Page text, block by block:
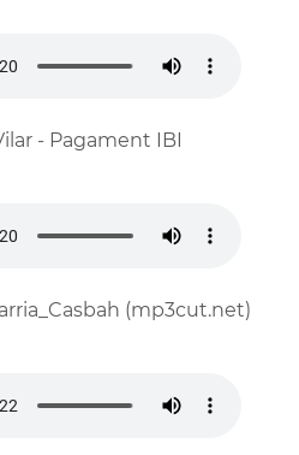
- Pagament IBI
(mp3cut.net)